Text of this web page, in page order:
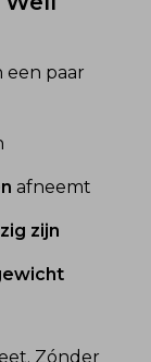
een paar
afneemt
zijn
Zónder